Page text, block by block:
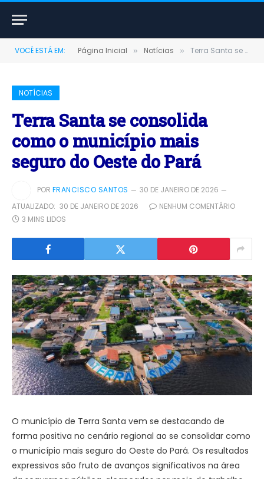
VOCÊ ESTÁ EM: Página Inicial » Notícias » Terra Santa se consolida como o município mais seguro do Oeste do Pará
NOTÍCIAS
Terra Santa se consolida
como o município mais
seguro do Oeste do Pará
POR FRANCISCO SANTOS
30 DE JANEIRO DE 2026
ATUALIZADO: 30 DE JANEIRO DE 2026
NENHUM COMENTÁRIO
3 MINS LIDOS
O município de Terra Santa vem se destacando de
forma positiva no cenário regional ao se consolidar como
o município mais seguro do Oeste do Pará. Os resultados
expressivos são fruto de avanços significativos na área